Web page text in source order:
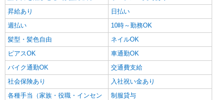
昇給あり
日払い
週払い
10時～勤務OK
髪型・髪色自由
ネイルOK
ピアスOK
車通勤OK
バイク通勤OK
交通費支給
社会保険あり
入社祝い金あり
各種手当（家族・役職・インセン
制服貸与